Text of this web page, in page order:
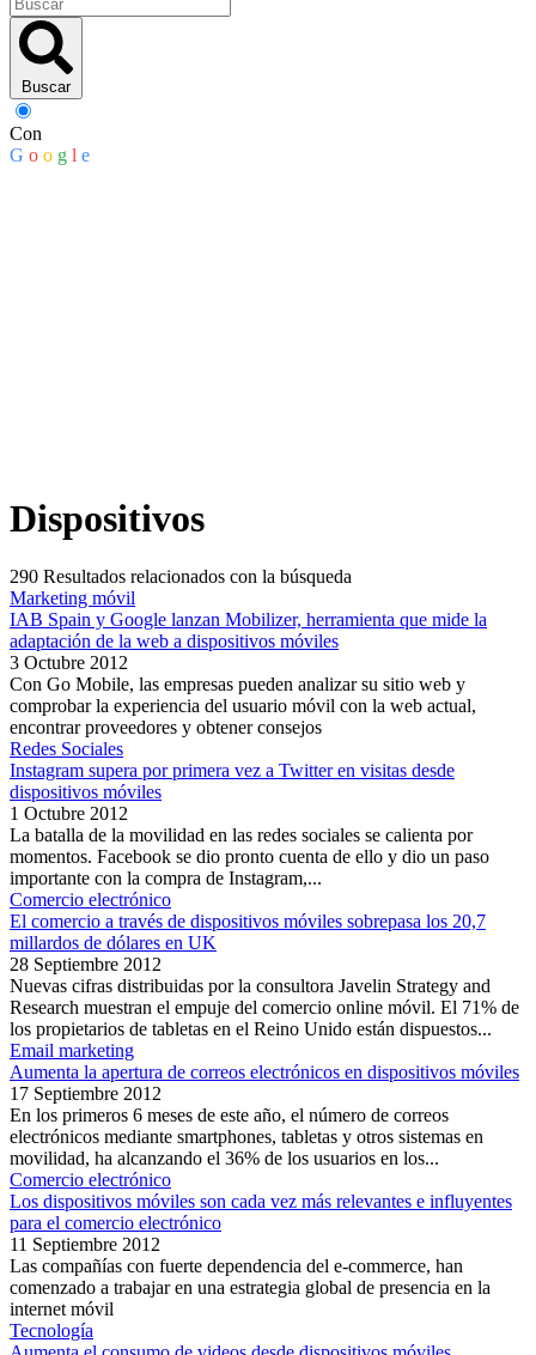
Buscar
Con
G o o g l e
Dispositivos
290 Resultados relacionados con la búsqueda
Marketing móvil
IAB Spain y Google lanzan Mobilizer, herramienta que mide la
adaptación de la web a dispositivos móviles
3 Octubre 2012
Con Go Mobile, las empresas pueden analizar su sitio web y
comprobar la experiencia del usuario móvil con la web actual,
encontrar proveedores y obtener consejos
Redes Sociales
Instagram supera por primera vez a Twitter en visitas desde
dispositivos móviles
1 Octubre 2012
La batalla de la movilidad en las redes sociales se calienta por
momentos. Facebook se dio pronto cuenta de ello y dio un paso
importante con la compra de Instagram,...
Comercio electrónico
El comercio a través de dispositivos móviles sobrepasa los 20,7
millardos de dólares en UK
28 Septiembre 2012
Nuevas cifras distribuidas por la consultora Javelin Strategy and
Research muestran el empuje del comercio online móvil. El 71% de
los propietarios de tabletas en el Reino Unido están dispuestos...
Email marketing
Aumenta la apertura de correos electrónicos en dispositivos móviles
17 Septiembre 2012
En los primeros 6 meses de este año, el número de correos
electrónicos mediante smartphones, tabletas y otros sistemas en
movilidad, ha alcanzando el 36% de los usuarios en los...
Comercio electrónico
Los dispositivos móviles son cada vez más relevantes e influyentes
para el comercio electrónico
11 Septiembre 2012
Las compañías con fuerte dependencia del e-commerce, han
comenzado a trabajar en una estrategia global de presencia en la
internet móvil
Tecnología